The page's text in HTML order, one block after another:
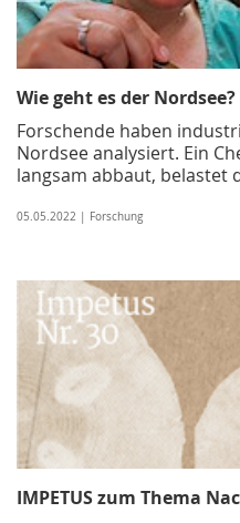
Wie geht es der Nordsee?
Forschende haben
Nordsee analysiert. Ein
langsam abbaut, belastet
05.05.2022 | Forschung
IMPETUS zum Thema